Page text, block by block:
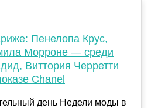
Пенелопа Крус,
Морроне — среди
Виттория Черретти
Chanel
день Недели моды в